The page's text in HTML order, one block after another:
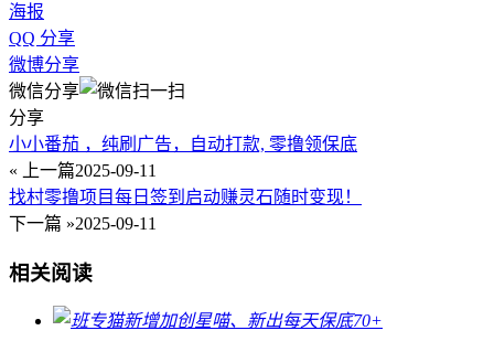
海报
QQ 分享
微博分享
微信分享
分享
小小番茄 ，纯刷广告，自动打款, 零撸领保底
« 上一篇2025-09-11
找村零撸项目每日签到启动赚灵石随时变现！
下一篇 »2025-09-11
相关阅读